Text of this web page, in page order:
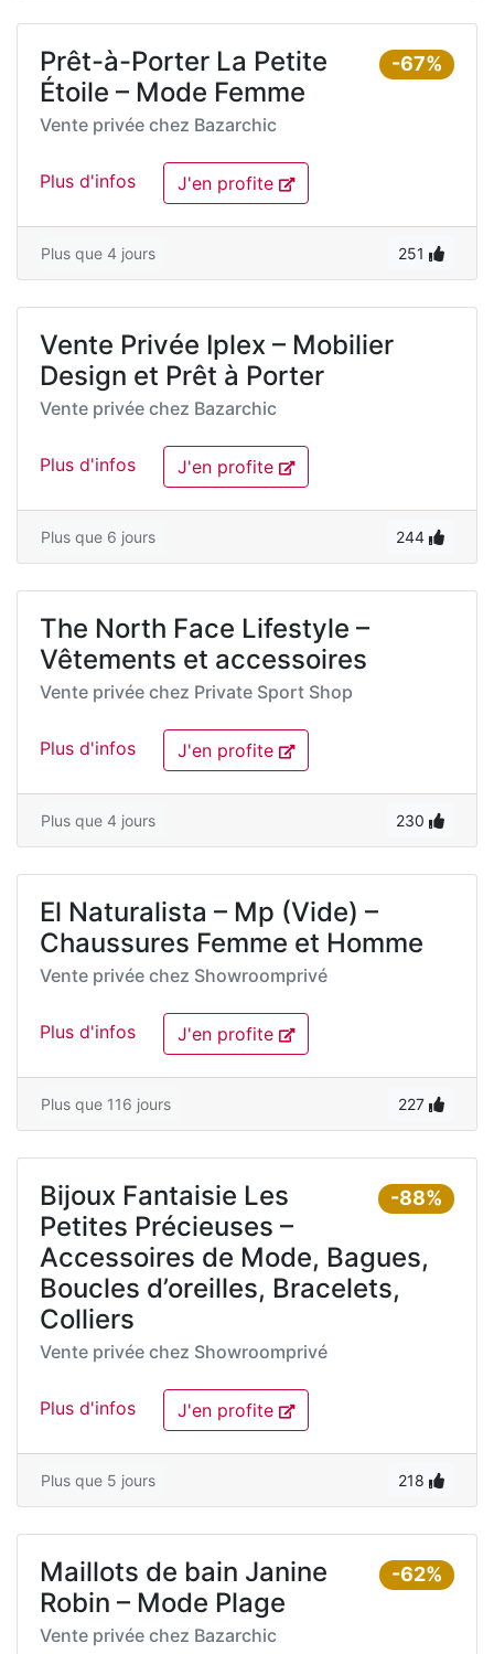
-67%
Prêt-à-Porter La Petite
Étoile – Mode Femme
Vente privée chez Bazarchic
Plus d'infos J'en profite
Plus que 4 jours 251
Vente Privée Iplex – Mobilier
Design et Prêt à Porter
Vente privée chez Bazarchic
Plus d'infos J'en profite
Plus que 6 jours 244
The North Face Lifestyle –
Vêtements et accessoires
Vente privée chez Private Sport Shop
Plus d'infos J'en profite
Plus que 4 jours 230
El Naturalista – Mp (Vide) –
Chaussures Femme et Homme
Vente privée chez Showroomprivé
Plus d'infos J'en profite
Plus que 116 jours 227
-88%
Bijoux Fantaisie Les
Petites Précieuses –
Accessoires de Mode, Bagues,
Boucles d’oreilles, Bracelets,
Colliers
Vente privée chez Showroomprivé
Plus d'infos J'en profite
Plus que 5 jours 218
-62%
Maillots de bain Janine
Robin – Mode Plage
Vente privée chez Bazarchic